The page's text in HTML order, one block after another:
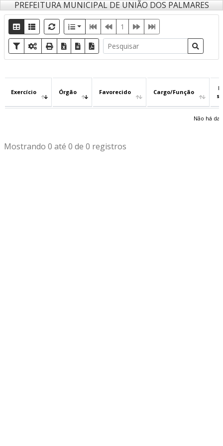
PREFEITURA MUNICIPAL DE UNIÃO DOS PALMARES
1
Exercício Órgão Favorecido Cargo/Função
Não há
Mostrando 0 até 0 de 0 registros